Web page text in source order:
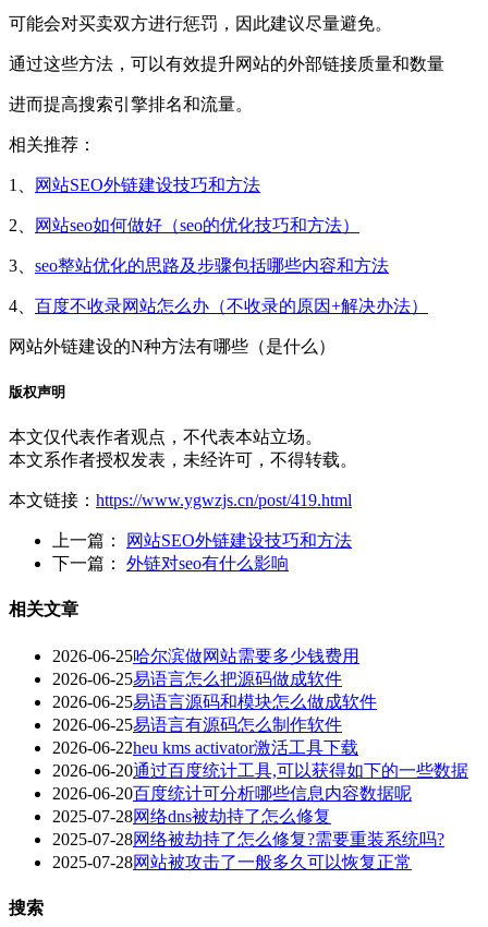
可能会对买卖双方进行惩罚，因此建议尽量避免。
通过这些方法，可以有效提升网站的外部链接质量和数量
进而提高搜索引擎排名和流量。
相关推荐：
1、 网站SEO外链建设技巧和方法
2、 网站seo如何做好（seo的优化技巧和方法）
3、 seo整站优化的思路及步骤包括哪些内容和方法
4、 百度不收录网站怎么办（不收录的原因+解决办法）
网站外链建设的N种方法有哪些（是什么）
版权声明
本文仅代表作者观点，不代表本站立场。
本文系作者授权发表，未经许可，不得转载。
本文链接： https://www.ygwzjs.cn/post/419.html
上一篇：
网站SEO外链建设技巧和方法
下一篇： 外链对seo有什么影响
相关文章
2026-06-25哈尔滨做网站需要多少钱费用
2026-06-25易语言怎么把源码做成软件
2026-06-25易语言源码和模块怎么做成软件
2026-06-25易语言有源码怎么制作软件
2026-06-22heu kms activator激活工具下载
2026-06-20通过百度统计工具,可以获得如下的一些数据
2026-06-20百度统计可分析哪些信息内容数据呢
2025-07-28网络dns被劫持了怎么修复
2025-07-28网络被劫持了怎么修复?需要重装系统吗?
2025-07-28网站被攻击了一般多久可以恢复正常
搜索